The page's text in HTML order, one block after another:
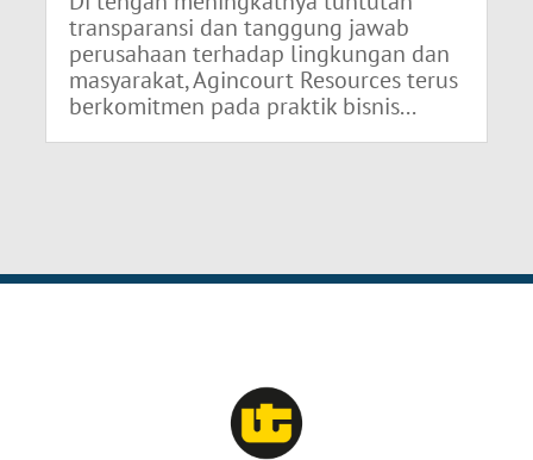
transparansi dan tanggung jawab
perusahaan terhadap lingkungan dan
masyarakat, Agincourt Resources terus
berkomitmen pada praktik bisnis...